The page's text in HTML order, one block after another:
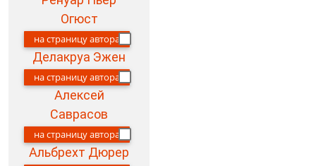
Огюст
на страницу автора
Делакруа Эжен
на страницу автора
Алексей
Саврасов
на страницу автора
Альбрехт Дюрер